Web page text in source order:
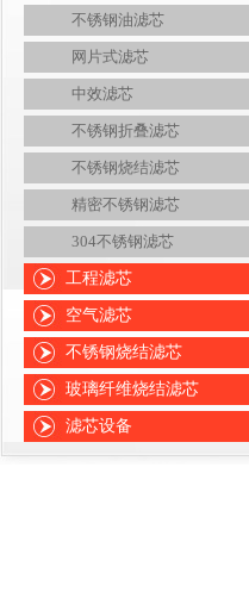
不锈钢油滤芯
网片式滤芯
中效滤芯
不锈钢折叠滤芯
不锈钢烧结滤芯
精密不锈钢滤芯
304不锈钢滤芯
工程滤芯
空气滤芯
不锈钢烧结滤芯
玻璃纤维烧结滤芯
滤芯设备